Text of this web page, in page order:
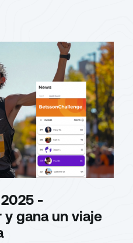
-
gana un viaje